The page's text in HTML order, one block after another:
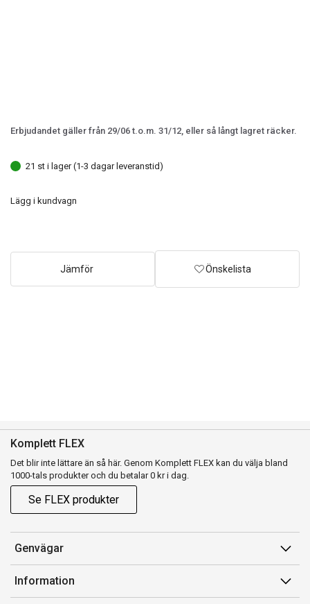
Erbjudandet gäller från 29/06 t.o.m. 31/12, eller så långt lagret räcker.
21 st i lager (1-3 dagar leveranstid)
Lägg i kundvagn
Jämför Önskelista
Komplett FLEX
Det blir inte lättare än så här. Genom Komplett FLEX kan du välja bland
1000-tals produkter och du betalar 0 kr i dag.
Se FLEX produkter
Genvägar
Konto
Orderhistorik
Information